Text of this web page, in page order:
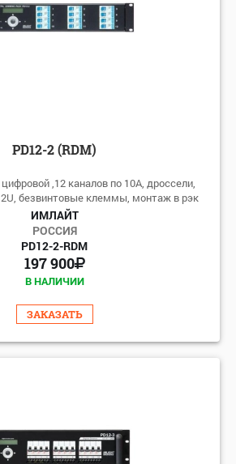
PD12-2 (RDM)
,12 каналов по 10А, дроссели,
безвинтовые клеммы, монтаж в рэк
ИМЛАЙТ
РОССИЯ
PD12-2-RDM
197 900
В НАЛИЧИИ
ЗАКАЗАТЬ